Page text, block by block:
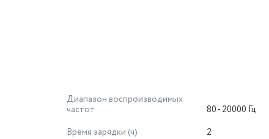
Диапазон воспроизводимых
частот
80 - 20000 Гц
Время зарядки (ч)
2